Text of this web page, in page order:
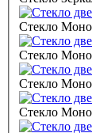
Стекло
Стекло
Стекло
Стекло